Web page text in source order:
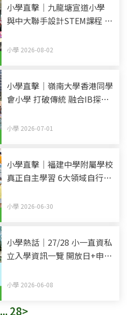
小學直擊｜九龍塘宣道小學
與中大聯手設計STEM課程 注
能
小學 2026-08-02
小學直擊｜嶺南大學香港同學
會小學 打破傳統 融合IB探究
趣味
小學 2026-07-01
小學直擊｜福建中學附屬學校
真正自主學習 6大領域自行選
小學 2026-06-30
小學熱話｜27/28 小一直資私
立入學資訊一覽 開放日+申請
小學 2026-06-08
... 28>